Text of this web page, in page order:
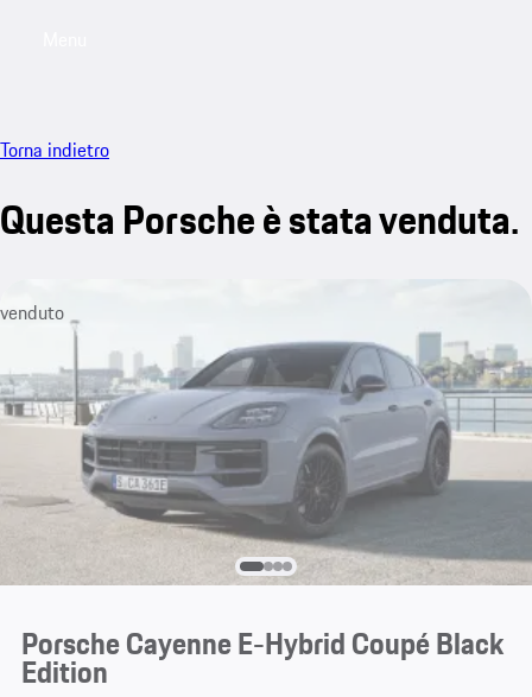
Torna indietro
Questa Porsche è stata venduta.
venduto
Porsche Cayenne E-Hybrid Coupé Black
Edition